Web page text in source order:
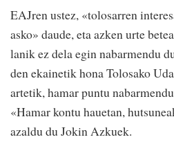
EAJren ustez, «tolosarren
asko» daude, eta azken urte
lanik ez dela egin nabarmendu
den ekainetik hona Tolosako
artetik, hamar puntu
«Hamar kontu hauetan,
azaldu du Jokin Azkuek.